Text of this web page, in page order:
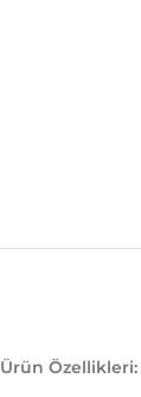
Ürün Özellikleri: